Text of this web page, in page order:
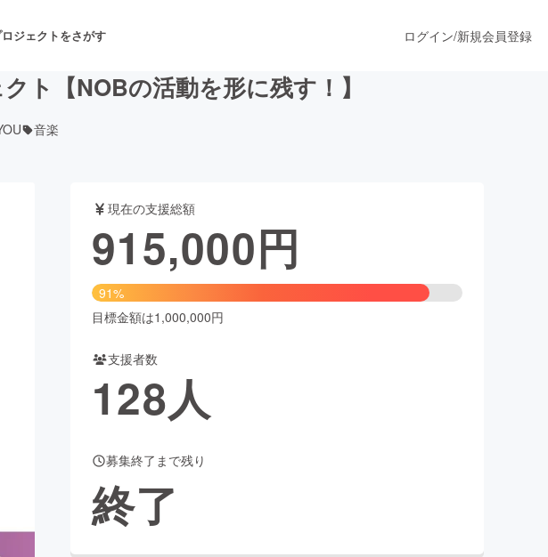
ジェクトをさがす
舞台・パフォーマンス
ファッション
ビューティー・ヘルスケア
ログイン/新規会員登録
ト【NOBの活動を形に残す！】
音楽
現在の支援総額
915,000円
91%
目標金額は1,000,000円
支援者数
128人
募集終了まで残り
終了